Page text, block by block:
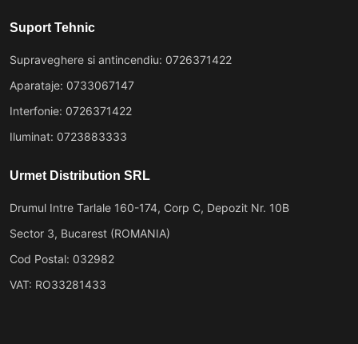
Suport Tehnic
Supraveghere si antincendiu: 0726371422
Aparataje: 0733067147
Interfonie: 0726371422
Iluminat: 0723883333
Urmet Distribution SRL
Drumul Intre Tarlale 160-174, Corp C, Depozit Nr. 10B
Sector 3, Bucarest (ROMANIA)
Cod Postal: 032982
VAT: RO33281433